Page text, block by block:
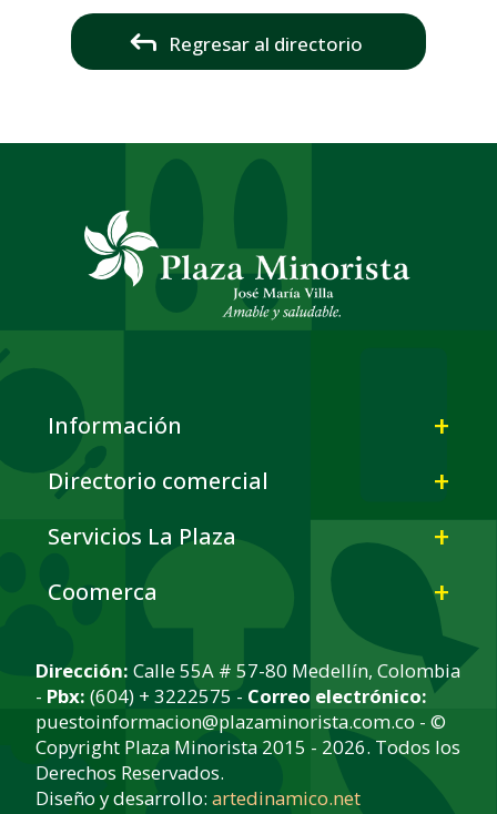
Regresar al directorio
Información
Directorio comercial
Servicios La Plaza
Coomerca
Dirección: Calle 55A # 57-80 Medellín, Colombia
- Pbx: (604) + 3222575 - Correo electrónico:
puestoinformacion@plazaminorista.com.co - ©
Copyright Plaza Minorista 2015 - 2026. Todos los
Derechos Reservados.
Diseño y desarrollo:artedinamico.net